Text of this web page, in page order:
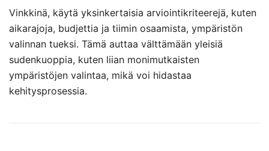
Vinkkinä, käytä yksinkertaisia arviointikriteerejä, kuten
aikarajoja, budjettia ja tiimin osaamista, ympäristön
valinnan tueksi. Tämä auttaa välttämään yleisiä
sudenkuoppia, kuten liian monimutkaisten
ympäristöjen valintaa, mikä voi hidastaa
kehitysprosessia.